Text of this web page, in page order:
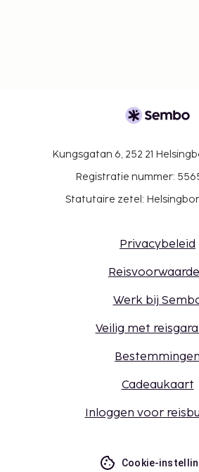
Kungsgatan 6, 252 21
Registratie nummer:
Statutaire zetel:
Privacybeleid
Werk bij
Veilig met
Bestemmingen
Cadeaukaart
Inloggen voor
Cookie-